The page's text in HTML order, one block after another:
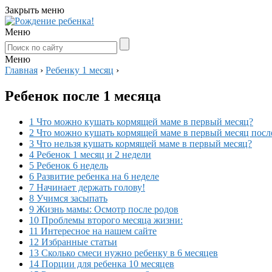
Закрыть меню
Меню
Меню
Главная › Ребенку 1 месяц ›
Ребенок после 1 месяца
1 Что можно кушать кормящей маме в первый месяц?
2 Что можно кушать кормящей маме в первый месяц
3 Что нельзя кушать кормящей маме в первый месяц?
4 Ребенок 1 месяц и 2 недели
5 Ребенок 6 недель
6 Развитие ребенка на 6 неделе
7 Начинает держать голову!
8 Учимся засыпать
9 Жизнь мамы: Осмотр после родов
10 Проблемы второго месяца жизни:
11 Интересное на нашем сайте
12 Избранные статьи
13 Сколько смеси нужно ребенку в 6 месяцев
14 Порции для ребенка 10 месяцев